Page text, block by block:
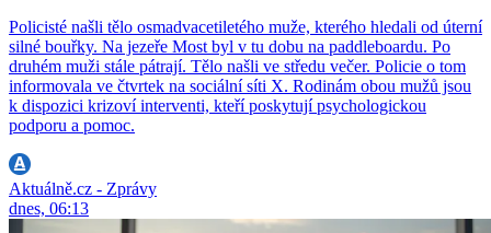
Policisté našli tělo osmadvacetiletého muže, kterého hledali od úterní
silné bouřky. Na jezeře Most byl v tu dobu na paddleboardu. Po
druhém muži stále pátrají. Tělo našli ve středu večer. Policie o tom
informovala ve čtvrtek na sociální síti X. Rodinám obou mužů jsou
k dispozici krizoví interventi, kteří poskytují psychologickou
podporu a pomoc.
Aktuálně.cz - Zprávy
dnes, 06:13